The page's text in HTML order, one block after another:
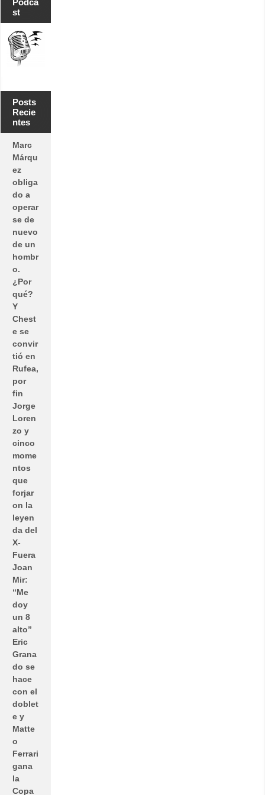
Podca
st
Posts
Recie
ntes
Marc
Márqu
ez
obliga
do a
operar
se de
nuevo
de un
hombr
o.
¿Por
qué?
Y
Chest
e se
convir
tió en
Rufea,
por
fin
Jorge
Loren
zo y
cinco
mome
ntos
que
forjar
on la
leyen
da del
X-
Fuera
Joan
Mir:
“Me
doy
un 8
alto”
Eric
Grana
do se
hace
con el
doblet
e y
Matte
o
Ferrari
gana
la
Copa